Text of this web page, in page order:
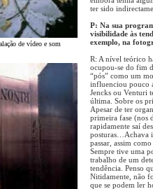
de vídeo e som
ter sido
P: Na sua
visibilidade às
exemplo, na
R: A nível teórico
ocupou-se do fim
“pós” como um
influenciou pouco
Jencks ou Venturi
última. Sobre os
Apesar de ter
primeira fase (nos
rapidamente saí
posturas…Achava
passar, assim
Sempre tive uma
trabalho de um
tendência. Penso
Nitidamente, não
que se podem ler